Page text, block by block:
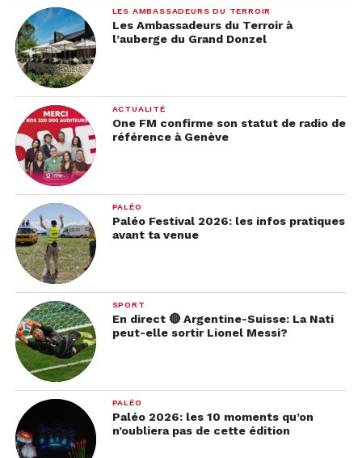
LES AMBASSADEURS DU TERROIR
Les Ambassadeurs du Terroir à
l’auberge du Grand Donzel
ACTUALITÉ
One FM confirme son statut de radio de
référence à Genève
PALÉO
Paléo Festival 2026: les infos pratiques
avant ta venue
SPORT
En direct 🔴 Argentine-Suisse: La Nati
peut-elle sortir Lionel Messi?
PALÉO
Paléo 2026: les 10 moments qu’on
n’oubliera pas de cette édition